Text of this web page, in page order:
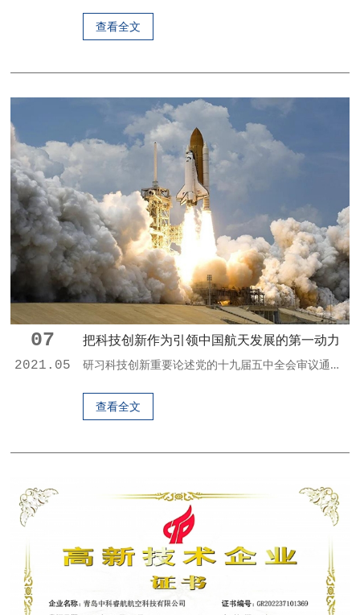
查看全文
07
2021.05
把科技创新作为引领中国航天发展的第一动力
研习科技创新重要论述党的十九届五中全会审议通过了“十四五”规划和二〇三五年远景目标的建议，为开启全面建设社会主义现代化国家新征程、向第二个百年奋斗目标进军提供了纲领性指导，是今后五年乃至更长时期我国经济社会发展的行动指南。全会公报中多次提到了“创新”，把“关键核心技术实现重大突破，进入创新型国家前列”列入了远景目标，将“以改革创新为根本动力”作为“十四五”时期必须遵循的一项原则，提出“坚持创新在我...
查看全文